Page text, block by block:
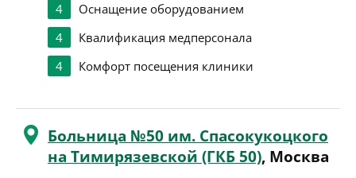
4
Оснащение оборудованием
4
Квалификация медперсонала
4
Комфорт посещения клиники
Больница №50 им. Спасокукоцкого
на Тимирязевской (ГКБ 50), Москва